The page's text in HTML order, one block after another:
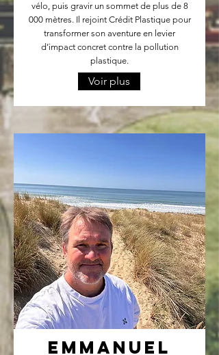
vélo, puis gravir un sommet de plus de 8
000 mètres. Il rejoint Crédit Plastique pour
transformer son aventure en levier
d’impact concret contre la pollution
plastique.
Voir plus
Emmanuel